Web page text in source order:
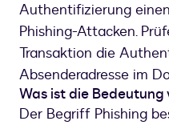
Authentifizierung
Phishing-Attacken.
Transaktion die
Absenderadresse im
Was ist die Bedeutung
Der Begriff Phishing